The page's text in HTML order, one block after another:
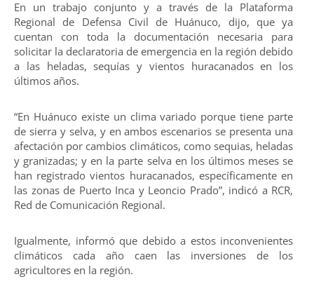
En un trabajo conjunto y a través de la Plataforma
Regional de Defensa Civil de Huánuco, dijo, que ya
cuentan con toda la documentación necesaria para
solicitar la declaratoria de emergencia en la región debido
a las heladas, sequías y vientos huracanados en los
últimos años.
“En Huánuco existe un clima variado porque tiene parte
de sierra y selva, y en ambos escenarios se presenta una
afectación por cambios climáticos, como sequias, heladas
y granizadas; y en la parte selva en los últimos meses se
han registrado vientos huracanados, específicamente en
las zonas de Puerto Inca y Leoncio Prado”, indicó a RCR,
Red de Comunicación Regional.
Igualmente, informó que debido a estos inconvenientes
climáticos cada año caen las inversiones de los
agricultores en la región.